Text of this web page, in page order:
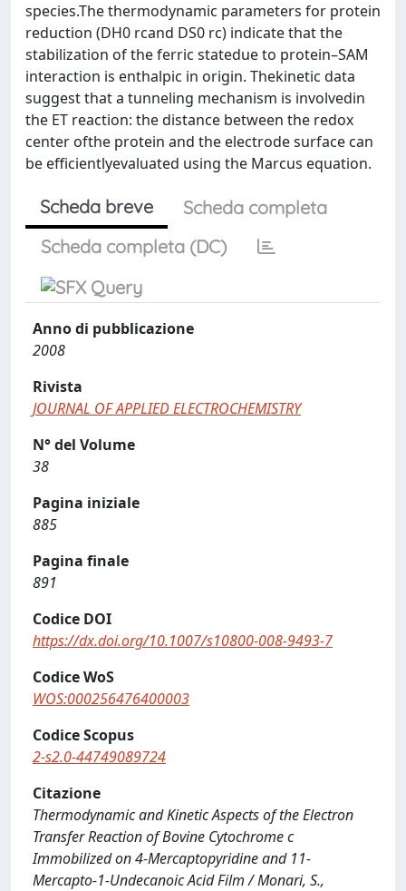
species.The thermodynamic parameters for protein
reduction (DH0 rcand DS0 rc) indicate that the
stabilization of the ferric statedue to protein–SAM
interaction is enthalpic in origin. Thekinetic data
suggest that a tunneling mechanism is involvedin
the ET reaction: the distance between the redox
center ofthe protein and the electrode surface can
be efficientlyevaluated using the Marcus equation.
Scheda breve
Scheda completa
Scheda completa (DC)
Anno di pubblicazione
2008
Rivista
JOURNAL OF APPLIED ELECTROCHEMISTRY
N° del Volume
38
Pagina iniziale
885
Pagina finale
891
Codice DOI
https://dx.doi.org/10.1007/s10800-008-9493-7
Codice WoS
WOS:000256476400003
Codice Scopus
2-s2.0-44749089724
Citazione
Thermodynamic and Kinetic Aspects of the Electron
Transfer Reaction of Bovine Cytochrome c
Immobilized on 4-Mercaptopyridine and 11-
Mercapto-1-Undecanoic Acid Film / Monari, S.,